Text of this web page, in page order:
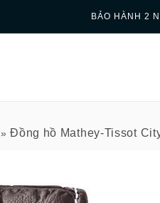
BẢO HÀNH 2
»Đồng hồ Mathey-Tissot